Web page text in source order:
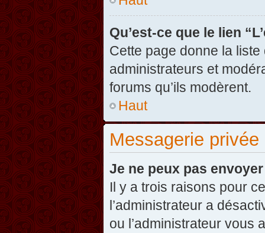
Qu’est-ce que le lien
Cette page donne la
administrateurs et
forums qu’ils modèrent.
Haut
Messagerie privée
Je ne peux pas
Il y a trois raisons pour
l’administrateur a
ou l’administrateur vous